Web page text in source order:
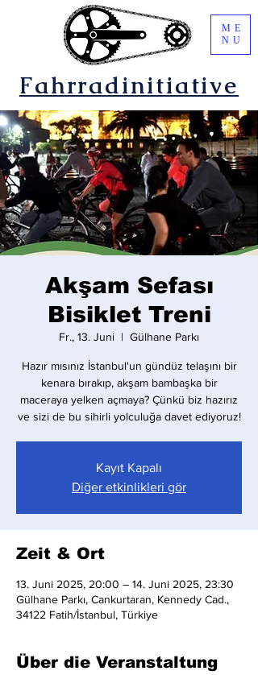
Fahrradinitiative
ME
NU
Akşam Sefası
Bisiklet Treni
Fr., 13. Juni
  |
Gülhane Parkı
Hazır mısınız İstanbul'un gündüz telaşını bir
kenara bırakıp, akşam bambaşka bir
maceraya yelken açmaya? Çünkü biz hazırız
ve sizi de bu sihirli yolculuğa davet ediyoruz!
Kayıt Kapalı
Diğer etkinlikleri gör
Zeit & Ort
13. Juni 2025, 20:00 – 14. Juni 2025, 23:30
Gülhane Parkı, Cankurtaran, Kennedy Cad.,
34122 Fatih/İstanbul, Türkiye
Über die Veranstaltung